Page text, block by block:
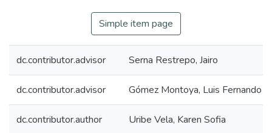
Simple item page
dc.contributor.advisor Serna Restrepo, Jairo
dc.contributor.advisor Gómez Montoya, Luis Fernando
dc.contributor.author Uribe Vela, Karen Sofia